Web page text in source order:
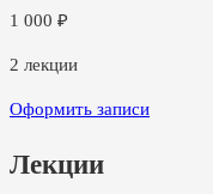
1 000 ₽
2 лекции
Оформить записи
Лекции